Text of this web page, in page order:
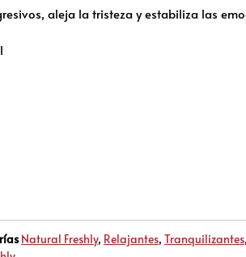
aleja la tristeza y estabiliza las
Natural Freshly, Relajantes, Tranquilizantes,